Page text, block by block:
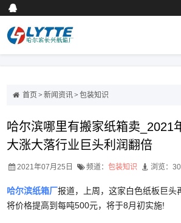
首页 > 新闻资讯> 包装知识
哈尔滨哪里有搬家纸箱卖_2021
大涨大落行业巨头利润翻倍
2021年07月25日 频道： 包装知识 浏览：
哈尔滨纸箱厂报道，上周，这家白色纸板巨头
将价格提高到每吨500元，将于8月初实施!